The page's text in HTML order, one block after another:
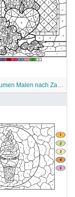
Herz und Blumen Malen nach Zahlen